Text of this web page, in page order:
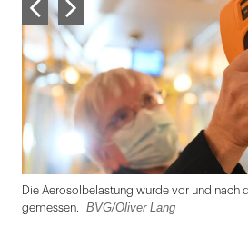
Die Aerosolbelastung wurde vor und nach
gemessen.
BVG/Oliver Lang